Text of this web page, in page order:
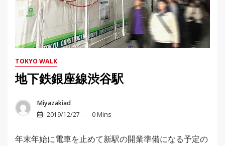
TOKYO WALK
地下鉄銀座線渋谷駅
Miyazakiad
2019/12/27
0 Mins
年末年始に電車を止めて新駅の開業準備になる予定の